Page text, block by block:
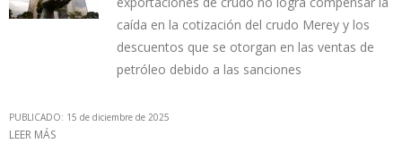
caída en la cotización del crudo Merey y los
descuentos que se otorgan en las ventas de
petróleo debido a las sanciones
PUBLICADO: 15 de diciembre de 2025
LEER MÁS